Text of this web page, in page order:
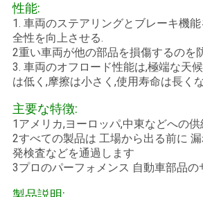
し
な
さ
い
性能:
1. 車両のステアリングとブレーキ機
全性を向上させる.
2重い車両が他の部品を損傷するのを
3. 車両のオフロード性能は,極端な天
は低く,摩擦は小さく,使用寿命は長く
主要な特徴:
1アメリカ,ヨーロッパ,中東などへの供
2すべての製品は 工場から出る前に
発検査などを通過します
3プロのパーフォメンス 自動車部品の